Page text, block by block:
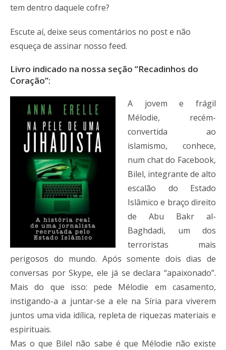
tem dentro daquele cofre?
Escute aí, deixe seus comentários no post e não
esqueça de assinar nosso feed.
Livro indicado na nossa seção “Recadinhos do
Coração”:
A jovem e frágil
Mélodie, recém-
convertida ao
islamismo, conhece,
num chat do Facebook,
Bilel, integrante de alto
escalão do Estado
Islâmico e braço direito
de Abu Bakr al-
Baghdadi, um dos
terroristas mais
perigosos do mundo. Após somente dois dias de
conversas por Skype, ele já se declara “apaixonado”.
Mais do que isso: pede Mélodie em casamento,
instigando-a a juntar-se a ele na Síria para viverem
juntos uma vida idílica, repleta de riquezas materiais e
espirituais.
Mas o que Bilel não sabe é que Mélodie não existe